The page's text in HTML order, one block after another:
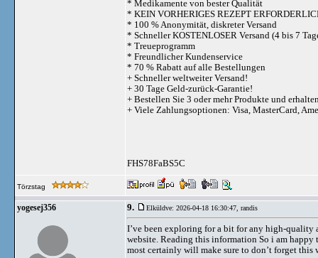
* Medikamente von bester Qualität
* KEIN VORHERIGES REZEPT
* 100 % Anonymität, diskreter Versand
* Schneller KOSTENLOSER Versand (4 bis 7
* Treueprogramm
* Freundlicher Kundenservice
* 70 % Rabatt auf alle Bestellungen
+ Schneller weltweiter Versand!
+ 30 Tage Geld-zurück-Garantie!
+ Bestellen Sie 3 oder mehr Produkte und
+ Viele Zahlungsoptionen: Visa, MasterCard,
FHS78FaBS5C
Törzstag
yogesej356 9. Elküldve: 2026-04-18 16:30:47, randis
I’ve been exploring for a bit for any high-quality
website. Reading this information So i am
most certainly will make sure to don’t forget